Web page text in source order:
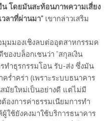
โดยมันสะท้อนภาพความเสี่ยง
ลาที่ผ่านมา” เขากล่าวเสริม
มุมมองเชิงลบต่ออุตสาหกรรมค
องบล็อกเชนว่า “สกุลเงิน
ทำธุรกรรมโอน รับ-ส่ง ซึ่งมัน
ร่ำคร่า (เพราะระบบธนาคาร
มัยใหม่เป็นอย่างดี แต่ไม่มี
องการค่าธรรมเนียมการทำ
ใช้ยังคงมาใช้บริการธนาคาร